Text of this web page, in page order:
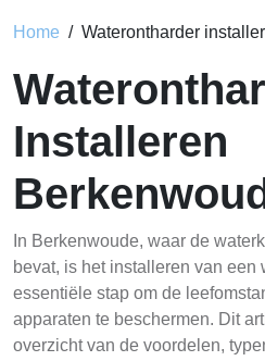
Home Waterontharder
Installeren
In Berkenwoude, waar de
bevat, is het installeren van een
essentiële stap om de
apparaten te beschermen. Dit
overzicht van de voordelen,